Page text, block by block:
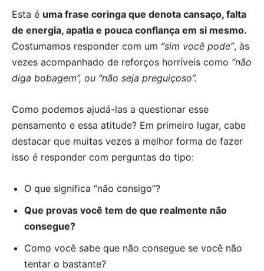
Esta é uma frase coringa que denota cansaço, falta
de energia, apatia e pouca confiança em si mesmo.
Costumamos responder com um “sim você pode”, às
vezes acompanhado de reforços horríveis como “não
diga bobagem”, ou “não seja preguiçoso”.
Como podemos ajudá-las a questionar esse
pensamento e essa atitude? Em primeiro lugar, cabe
destacar que muitas vezes a melhor forma de fazer
isso é responder com perguntas do tipo:
O que significa “não consigo”?
Que provas você tem de que realmente não
consegue?
Como você sabe que não consegue se você não
tentar o bastante?